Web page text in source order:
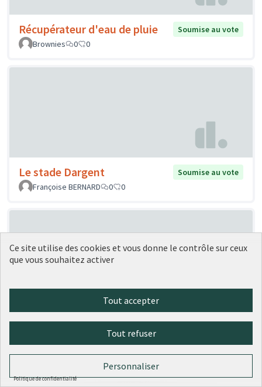
Récupérateur d'eau de pluie
Soumise au vote
Brownies
0 0
Le stade Dargent
Soumise au vote
Françoise BERNARD
0 0
Café Culturel
Intergénérationnel
Soumise au
vote
JR
3 0
Ce site utilise des cookies et vous donne le contrôle sur ceux
que vous souhaitez activer
Tout accepter
Tout refuser
Personnaliser
Politique de confidentialité